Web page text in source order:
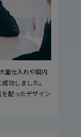
量仕入れや国内
功しました。
配ったデザイン